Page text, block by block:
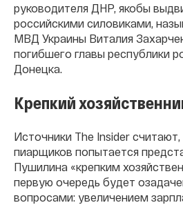
руководителя ДНР, якобы
российскими силовиками,
МВД Украины Виталия
погибшего главы республики
Донецка.
Крепкий
Источники The Insider
пиарщиков попытается
Пушилина «крепким
первую очередь будет
вопросами: увеличением